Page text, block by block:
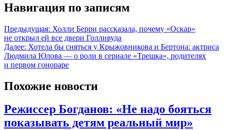
Навигация по записям
Предыдущая: Холли Берри рассказала, почему «Оскар»
не открыл ей все двери Голливуда
Далее: Хотела бы сняться у Крыжовникова и Бертона: актриса
Людмила Юлова — о роли в сериале «Трешка», родителях
и первом гонораре
Похожие новости
Режиссер Богданов: «Не надо бояться
показывать детям реальный мир»